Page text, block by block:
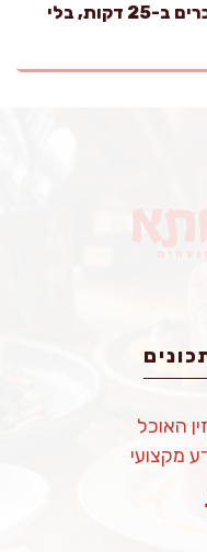
חצילים מטוגנים בקמח וביצה ממכרים ב-25 דקות, בלי
האוכל
מקצועי